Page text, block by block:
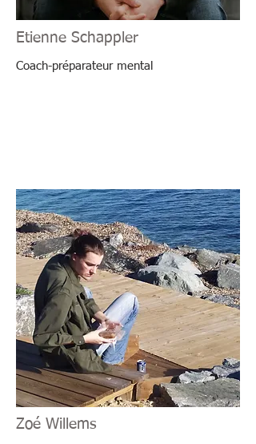
Etienne Schappler
Coach-préparateur mental
Zoé Willems